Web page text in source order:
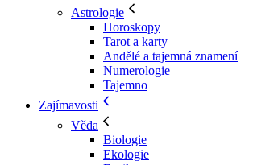
Astrologie
Horoskopy
Tarot a karty
Andělé a tajemná znamení
Numerologie
Tajemno
Zajímavosti
Věda
Biologie
Ekologie